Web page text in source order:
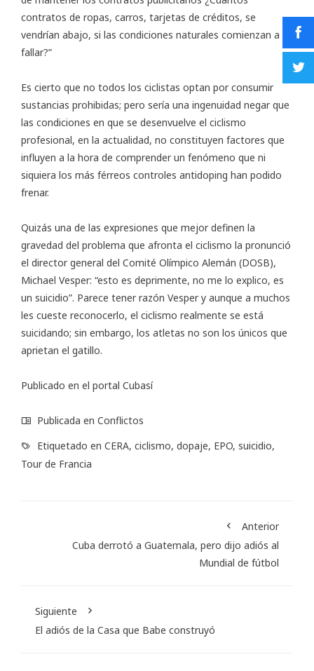
contratos de ropas, carros, tarjetas de créditos, se
vendrían abajo, si las condiciones naturales comienzan a
fallar?”
Es cierto que no todos los ciclistas optan por consumir
sustancias prohibidas; pero sería una ingenuidad negar que
las condiciones en que se desenvuelve el ciclismo
profesional, en la actualidad, no constituyen factores que
influyen a la hora de comprender un fenómeno que ni
siquiera los más férreos controles antidoping han podido
frenar.
Quizás una de las expresiones que mejor definen la
gravedad del problema que afronta el ciclismo la pronunció
el director general del Comité Olímpico Alemán (DOSB),
Michael Vesper: “esto es deprimente, no me lo explico, es
un suicidio”. Parece tener razón Vesper y aunque a muchos
les cueste reconocerlo, el ciclismo realmente se está
suicidando; sin embargo, los atletas no son los únicos que
aprietan el gatillo.
Publicado en el portal Cubasí
Publicada en Conflictos
Etiquetado en CERA, ciclismo, dopaje, EPO, suicidio,
Tour de Francia
Anterior
Cuba derrotó a Guatemala, pero dijo adiós al
Mundial de fútbol
Siguiente
El adiós de la Casa que Babe construyó